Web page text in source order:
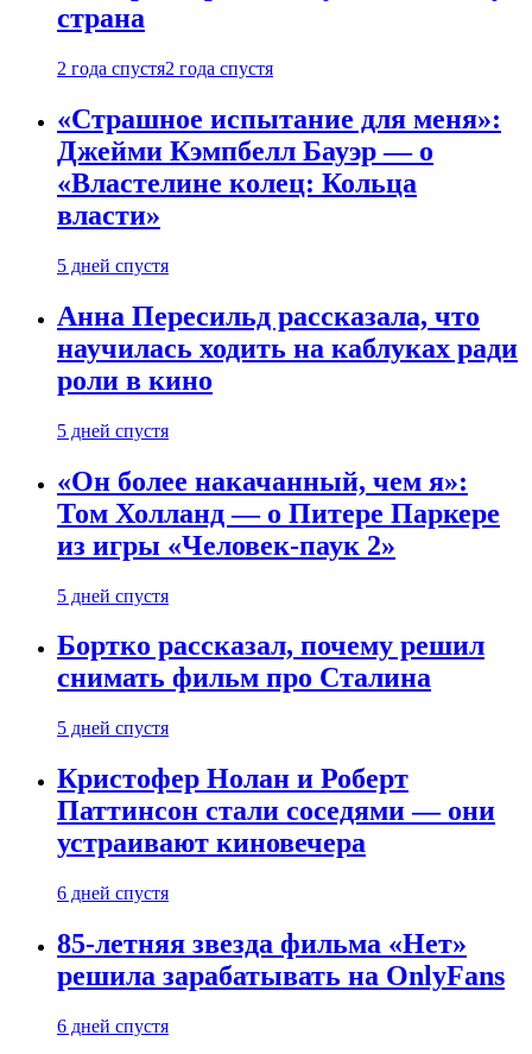
страна
2 года спустя2 года спустя
«Страшное испытание для меня»:
Джейми Кэмпбелл Бауэр — о
«Властелине колец: Кольца
власти»
5 дней спустя
Анна Пересильд рассказала, что
научилась ходить на каблуках ради
роли в кино
5 дней спустя
«Он более накачанный, чем я»:
Том Холланд — о Питере Паркере
из игры «Человек-паук 2»
5 дней спустя
Бортко рассказал, почему решил
снимать фильм про Сталина
5 дней спустя
Кристофер Нолан и Роберт
Паттинсон стали соседями — они
устраивают киновечера
6 дней спустя
85-летняя звезда фильма «Нет»
решила зарабатывать на OnlyFans
6 дней спустя